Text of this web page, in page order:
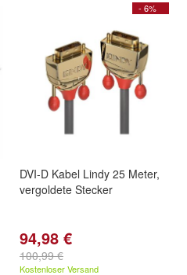
- 6%
DVI-D Kabel Lindy 25 Meter,
vergoldete Stecker
94,98 €
100,99 €
Kostenloser Versand